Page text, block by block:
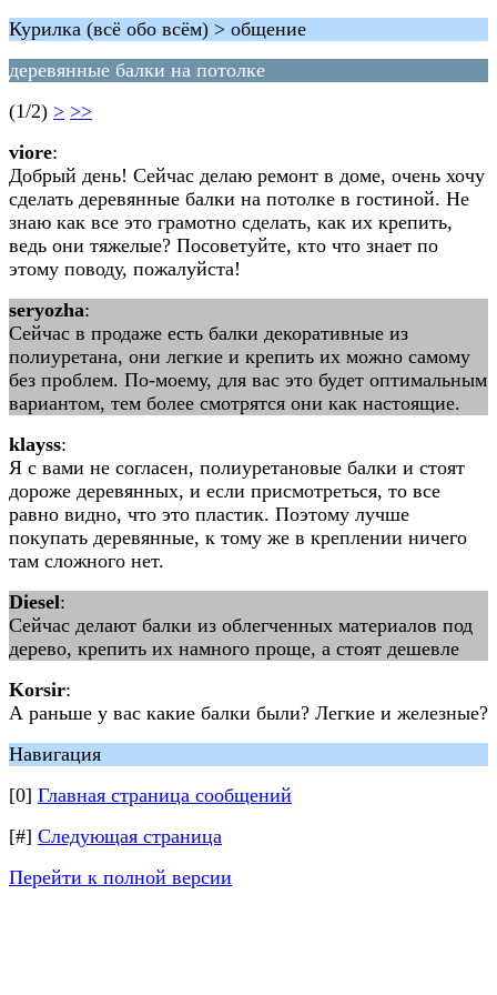
Курилка (всё обо всём) > общение
деревянные балки на потолке
(1/2) > >>
viore:
Добрый день! Сейчас делаю ремонт в доме, очень хочу
сделать деревянные балки на потолке в гостиной. Не
знаю как все это грамотно сделать, как их крепить,
ведь они тяжелые? Посоветуйте, кто что знает по
этому поводу, пожалуйста!
seryozha:
Сейчас в продаже есть балки декоративные из
полиуретана, они легкие и крепить их можно самому
без проблем. По-моему, для вас это будет оптимальным
вариантом, тем более смотрятся они как настоящие.
klayss:
Я с вами не согласен, полиуретановые балки и стоят
дороже деревянных, и если присмотреться, то все
равно видно, что это пластик. Поэтому лучше
покупать деревянные, к тому же в креплении ничего
там сложного нет.
Diesel:
Сейчас делают балки из облегченных материалов под
дерево, крепить их намного проще, а стоят дешевле
Korsir:
А раньше у вас какие балки были? Легкие и железные?
Навигация
[0] Главная страница сообщений
[#] Следующая страница
Перейти к полной версии